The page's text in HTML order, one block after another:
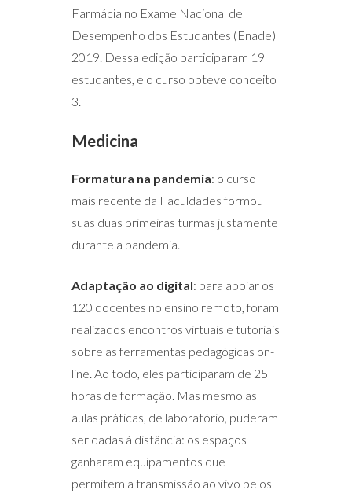
Farmácia no Exame Nacional de
Desempenho dos Estudantes (Enade)
2019. Dessa edição participaram 19
estudantes, e o curso obteve conceito
3.
Medicina
Formatura na pandemia: o curso
mais recente da Faculdades formou
suas duas primeiras turmas justamente
durante a pandemia.
Adaptação ao digital: para apoiar os
120 docentes no ensino remoto, foram
realizados encontros virtuais e tutoriais
sobre as ferramentas pedagógicas on-
line. Ao todo, eles participaram de 25
horas de formação. Mas mesmo as
aulas práticas, de laboratório, puderam
ser dadas à distância: os espaços
ganharam equipamentos que
permitem a transmissão ao vivo pelos